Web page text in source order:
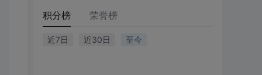
积分榜 荣誉榜
近7日 近30日 至今